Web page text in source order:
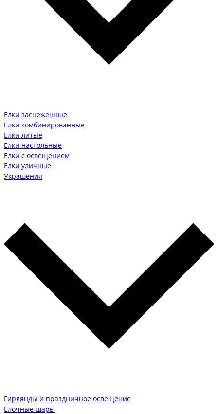
Елки заснеженные
Елки комбинированные
Елки литые
Елки настольные
Елки с освещением
Елки уличные
Украшения
Гирлянды и праздничное освещение
Елочные шары